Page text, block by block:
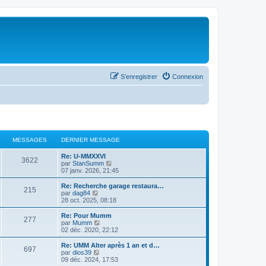
Connexion
S’enregistrer
MESSAGES DERNIER MESSAGE
3622
Re: U-MMXXVI
par StanSumm
o
i
r
e
n
i
r
e
07 janv. 2026, 21:45
215
Re: Recherche garage restaura…
par dag84
o
i
r
l
e
d
e
r
n
i
28 oct. 2025, 08:18
277
Re: Pour Mumm
par Mumm
o
i
r
e
02 déc. 2020, 22:12
697
Re: UMM Alter après 1 an et d…
par dios39
o
09 déc. 2024, 17:53